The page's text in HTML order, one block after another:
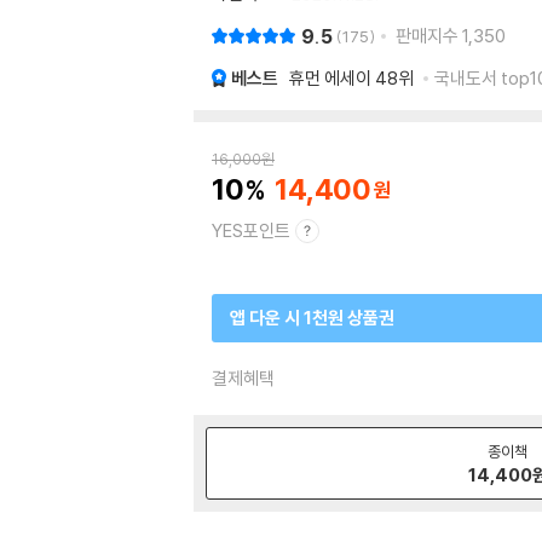
9.5 175 판매지수 1,350
베스트 휴먼 에세이 48위 국내도서
16,000원
10 14,400
YES포인트
앱 다운 시 1천원 상품권
결제혜택
종이책
14,400